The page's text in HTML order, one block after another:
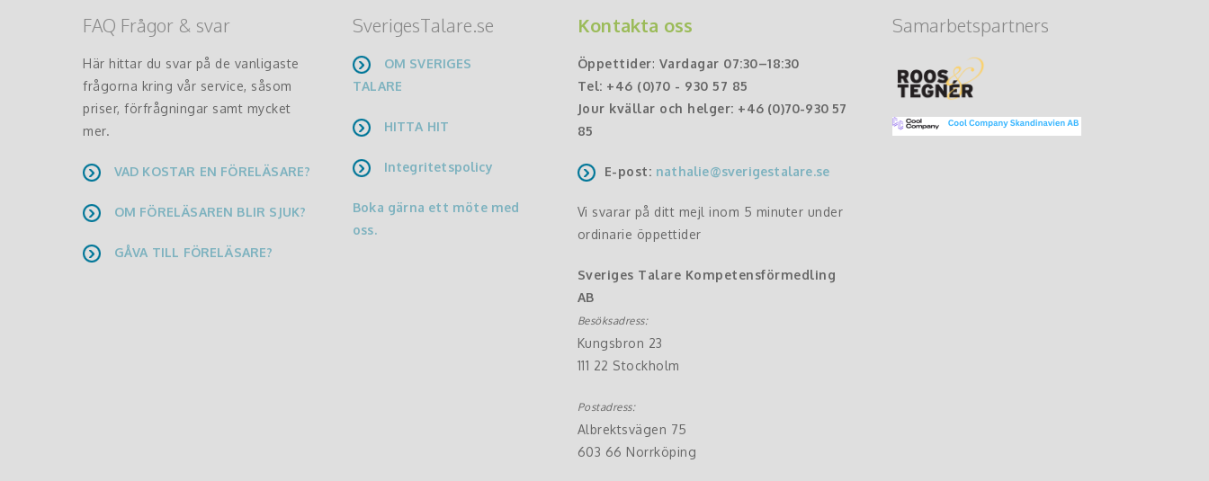
FAQ Frågor & svar
Här hittar du svar på de vanligaste
frågorna kring vår service, såsom
priser, förfrågningar samt mycket
mer.
VAD KOSTAR EN FÖRELÄSARE?
OM FÖRELÄSAREN BLIR SJUK?
GÅVA TILL FÖRELÄSARE?
SverigesTalare.se
OM SVERIGES
TALARE
HITTA HIT
Integritetspolicy
Boka gärna ett möte med
oss.
Kontakta oss
Öppettider: Vardagar 07:30–18:30
Tel: +46 (0)70 - 930 57 85
Jour kvällar och helger: +46 (0)70-930 57
85
E-post: nathalie@sverigestalare.se
Vi svarar på ditt mejl inom 5 minuter under
ordinarie öppettider
Sveriges Talare Kompetensförmedling
AB
Besöksadress:
Kungsbron 23
111 22 Stockholm
Postadress:
Albrektsvägen 75
603 66 Norrköping
Samarbetspartners